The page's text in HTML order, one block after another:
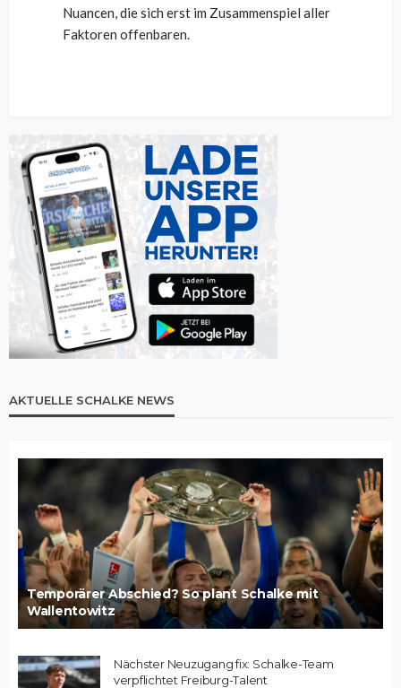
Nuancen, die sich erst im Zusammenspiel aller
Faktoren offenbaren.
AKTUELLE SCHALKE NEWS
Temporärer Abschied? So plant Schalke mit
Wallentowitz
Nächster Neuzugang fix: Schalke-Team
verpflichtet Freiburg-Talent